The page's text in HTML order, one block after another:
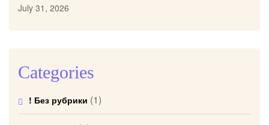
July 31, 2026
Categories
! Без рубрики (1)